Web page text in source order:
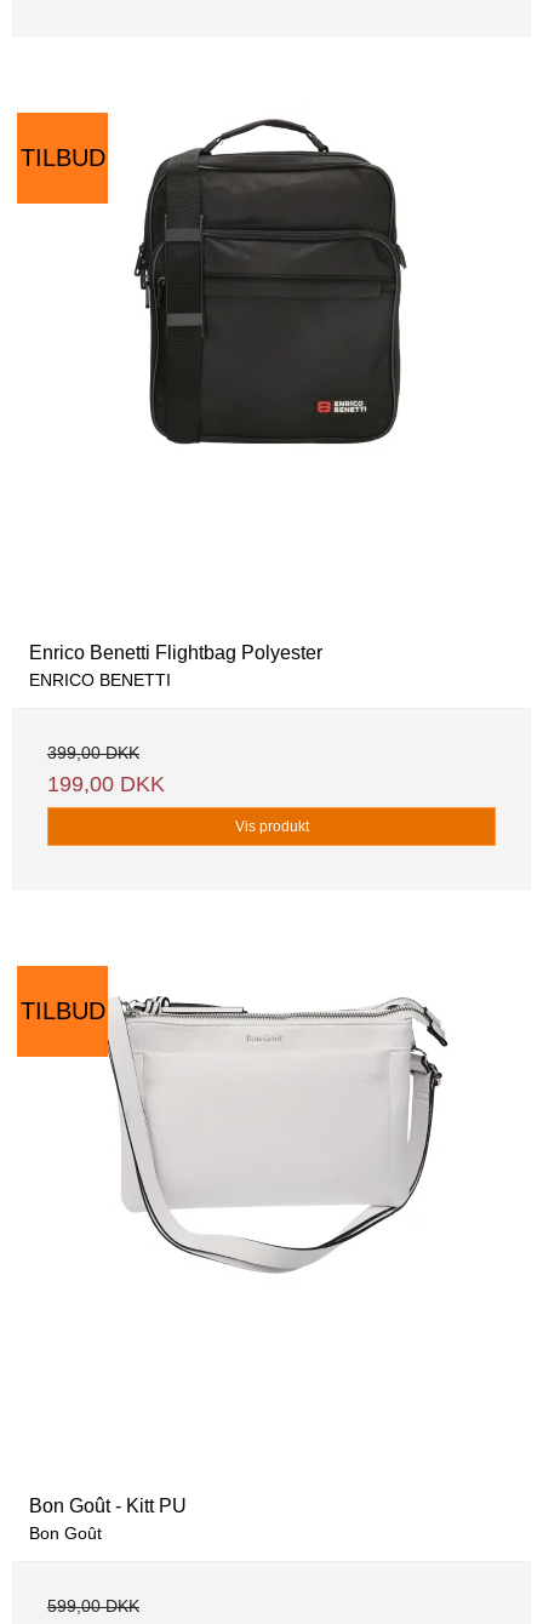
TILBUD
Enrico Benetti Flightbag Polyester
ENRICO BENETTI
399,00 DKK
199,00 DKK
Vis produkt
TILBUD
Bon Goût - Kitt PU
Bon Goût
599,00 DKK